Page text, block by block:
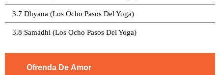
3.7 Dhyana (Los Ocho Pasos Del Yoga)
3.8 Samadhi (Los Ocho Pasos Del Yoga)
Ofrenda De Amor